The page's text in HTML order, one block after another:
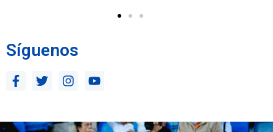
Síguenos